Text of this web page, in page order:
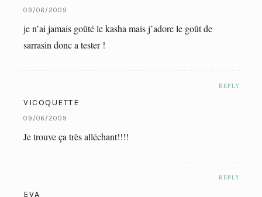
09/06/2009
je n’ai jamais goûté le kasha mais j’adore le goût de
sarrasin donc a tester !
REPLY
VICOQUETTE
09/06/2009
Je trouve ça très alléchant!!!!
REPLY
EVA